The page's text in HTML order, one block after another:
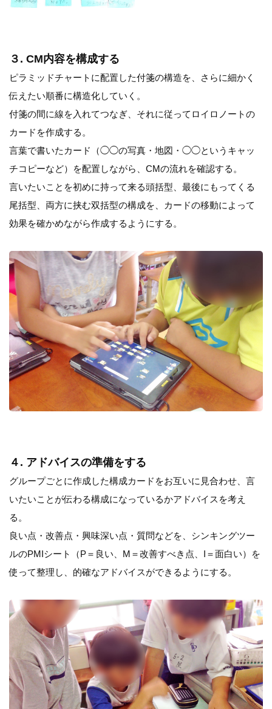
３. CM内容を構成する
ピラミッドチャートに配置した付箋の構造を、さらに細かく
伝えたい順番に構造化していく。
付箋の間に線を入れてつなぎ、それに従ってロイロノートの
カードを作成する。
言葉で書いたカード（◯◯の写真・地図・◯◯というキャッ
チコピーなど）を配置しながら、CMの流れを確認する。
言いたいことを初めに持って来る頭括型、最後にもってくる
尾括型、両方に挟む双括型の構成を、カードの移動によって
効果を確かめながら作成するようにする。
４. アドバイスの準備をする
グループごとに作成した構成カードをお互いに見合わせ、言
いたいことが伝わる構成になっているかアドバイスを考え
る。
良い点・改善点・興味深い点・質問などを、シンキングツー
ルのPMIシート（P＝良い、M＝改善すべき点、I＝面白い）を
使って整理し、的確なアドバイスができるようにする。